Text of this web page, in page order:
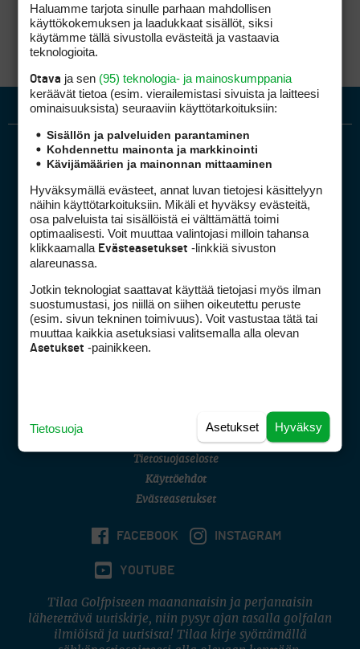
Golfpiste mediakortti
Golfpisteen yhteystiedot
DSA avoimuusraportti
Asiakaspalvelu
(digi) digi@otavamedia.fi
Tietosuojaseloste
Käyttöehdot
Evästeasetukset
FACEBOOK INSTAGRAM
YOUTUBE
Tilaa Golfpisteen maanantaisin ja perjantaisin
lähetettävä uutiskirje, niin pysyt ajan tasalla golfalan
ilmiöistä ja uutisista! Tilaa kirje syöttämällä
Haluamme tarjota sinulle parhaan mahdollisen
käyttökokemuksen ja laadukkaat sisällöt, siksi
käytämme tällä sivustolla evästeitä ja vastaavia
teknologioita.
Otava ja sen (95) teknologia- ja mainoskumppania
keräävät tietoa (esim. vierailemis­tasi sivuista ja laitteesi
ominaisuuk­sista) seuraaviin käyttötarkoituksiin:
Sisällön ja palveluiden parantaminen
Kohdennettu mainonta ja markkinointi
Kävijämäärien ja mainonnan mittaaminen
Hyväksymällä evästeet, annat luvan tietojesi käsittelyyn
näihin käyttötarkoituksiin. Mikäli et hyväksy evästeitä,
osa palveluista tai sisällöistä ei välttämättä toimi
optimaalisesti. Voit muuttaa valintojasi milloin tahansa
klikkaamalla Evästeasetukset -linkkiä sivuston
alareunassa.
Jotkin teknologiat saattavat käyttää tietojasi myös ilman
suostumustasi, jos niillä on siihen oikeutettu peruste
(esim. sivun tekninen toimivuus). Voit vastustaa tätä tai
muuttaa kaikkia asetuksiasi valitsemalla alla olevan
Asetukset -painikkeen.
Hyväksy
Asetukset
Tietosuoja